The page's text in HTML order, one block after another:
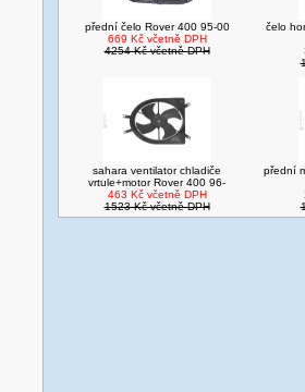
přední čelo Rover 400 95-00
669 Kč včetně DPH
4254 Kč včetně DPH
čelo
sahara ventilator chladiče
vrtule+motor Rover 400 96-
463 Kč včetně DPH
1523 Kč včetně DPH
přední